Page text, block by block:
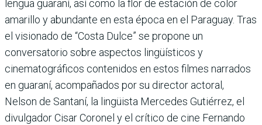
lengua guaraní, así como la flor de estación de color
amarillo y abundante en esta época en el Paraguay. Tras
el visionado de “Costa Dulce” se propone un
conversatorio sobre aspectos lingüísticos y
cinematográficos contenidos en estos filmes narrados
en guaraní, acompañados por su director actoral,
Nelson de Santaní, la lingüista Mercedes Gutiérrez, el
divulgador Cisar Coronel y el crítico de cine Fernando